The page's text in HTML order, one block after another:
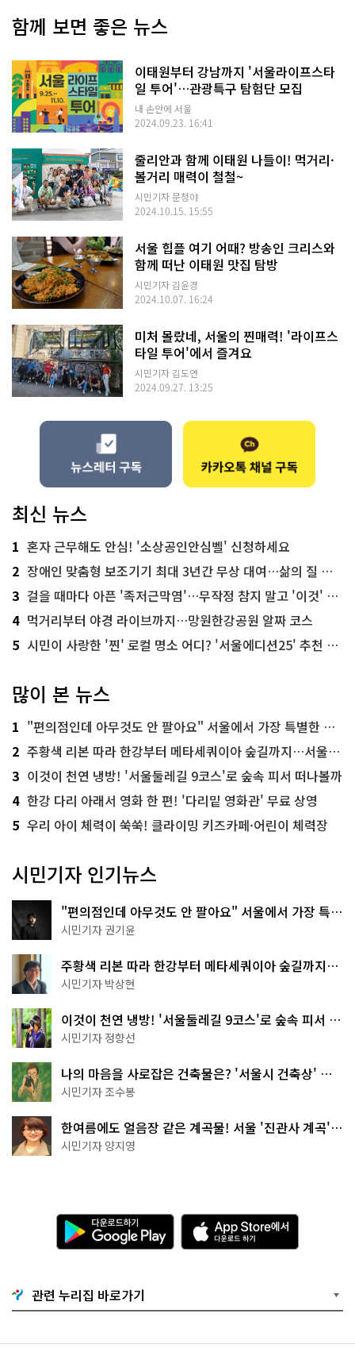
함께 보면 좋은 뉴스
이태원부터 강남까지 '서울라이프스타
일 투어'…관광특구 탐험단 모집
내 손안에 서울
2024.09.23. 16:41
줄리안과 함께 이태원 나들이! 먹거리·
볼거리 매력이 철철~
시민기자 문청야
2024.10.15. 15:55
서울 힙플 여기 어때? 방송인 크리스와
함께 떠난 이태원 맛집 탐방
시민기자 김윤경
2024.10.07. 16:24
미처 몰랐네, 서울의 찐매력! '라이프스
타일 투어'에서 즐겨요
시민기자 김도연
2024.09.27. 13:25
최신 뉴스
1 혼자 근무해도 안심! '소상공인안심벨' 신청하세요
2 장애인 맞춤형 보조기기 최대 3년간 무상 대여…삶의 질 높인다
3 걸을 때마다 아픈 '족저근막염'…무작정 참지 말고 '이것' 해보세요!
4 먹거리부터 야경 라이브까지…망원한강공원 알짜 코스
5 시민이 사랑한 '찐' 로컬 명소 어디? '서울에디션25' 추천 코스
많이 본 뉴스
1 "편의점인데 아무것도 안 팔아요" 서울에서 가장 특별한 편의점의 정체
2 주황색 리본 따라 한강부터 메타세쿼이아 숲길까지…서울둘레길 15코스
3 이것이 천연 냉방! '서울둘레길 9코스'로 숲속 피서 떠나볼까
4 한강 다리 아래서 영화 한 편! '다리밑 영화관' 무료 상영
5 우리 아이 체력이 쑥쑥! 클라이밍 키즈카페·어린이 체력장
시민기자 인기뉴스
"편의점인데 아무것도 안 팔아요" 서울에서 가장 특별
한 편의점의 정체
시민기자 권기윤
주황색 리본 따라 한강부터 메타세쿼이아 숲길까지…
서울둘레길 15코스
시민기자 박상현
이것이 천연 냉방! '서울둘레길 9코스'로 숲속 피서 떠
나볼까
시민기자 정향선
나의 마음을 사로잡은 건축물은? '서울시 건축상' 수
상작 공개!
시민기자 조수봉
한여름에도 얼음장 같은 계곡물! 서울 '진관사 계곡'이
천국이네~
시민기자 양지영
다
운
로
기
G
o
g
A
p
p
e
서
관련 누리집 바로가기